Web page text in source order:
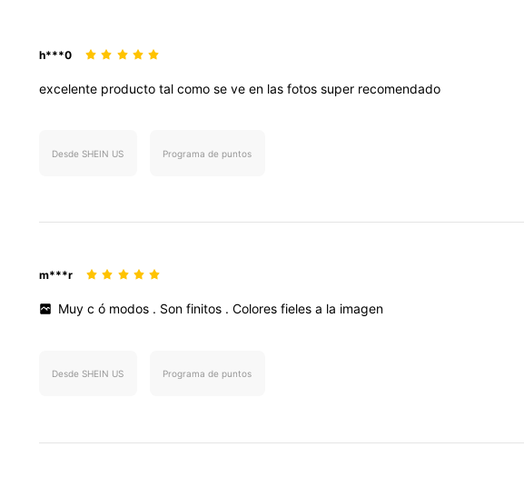
h***0
excelente producto tal como se ve en las fotos super recomendado
Desde SHEIN US Programa de puntos
m***r
Muycó modos . Sonfinitos .Coloresfielesa la imagen
Desde SHEIN US Programa de puntos